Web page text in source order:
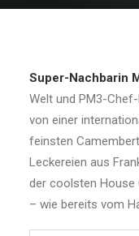
Super-Nachbarin
Welt und PM3-
von einer
feinsten
Leckereien aus
der coolsten House
– wie bereits vom